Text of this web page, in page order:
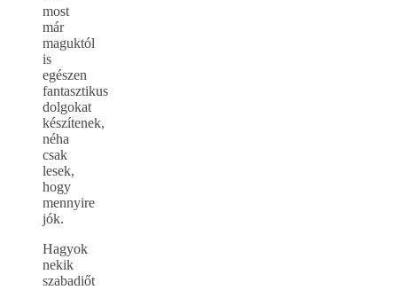
most
már
maguktól
is
egészen
fantasztikus
dolgokat
készítenek,
néha
csak
lesek,
hogy
mennyire
jók.
Hagyok
nekik
szabadiőt